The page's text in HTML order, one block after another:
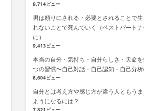
9,714ビュー
男は頼りにされる・必要とされることで
れないことで死んでいく（ベストパート
に）
9,413ビュー
本当の自分・気持ち・自分らしさ・天命を
つの習慣〜自己対話・自己認知・自己分
8,604ビュー
自分とは考え方や感じ方が違う人ともう
ようになるには？
7,821ビュー